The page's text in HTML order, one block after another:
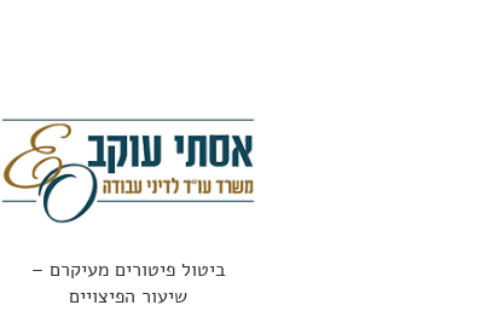
ביטול פיטורים מעיקרם –
שיעור הפיצויים